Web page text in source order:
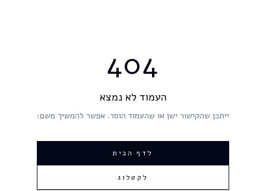
404
העמוד לא נמצא
ייתכן שהקישור ישן או שהעמוד הוסר. אפשר להמשיך משם:
לדף הבית
לקטלוג